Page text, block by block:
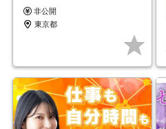
非公開
東京都